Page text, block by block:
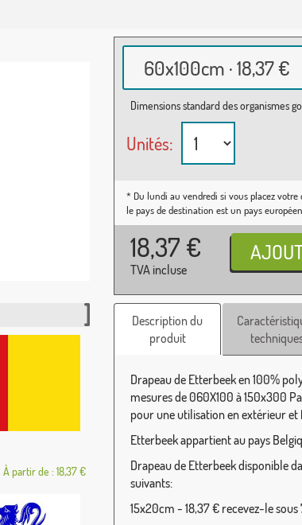
60x100cm · 18,37 €
Dimensions standard des organismes
Unités:
* Du lundi au vendredi si vous placez
le pays de destination est un pays européen..
18,37 €
TVA incluse
À partir de : 18,37 €
Description du
produit
Drapeau de Etterbeek en 100%
mesures de 060X100 à 150x300
pour une utilisation en extérieur et
Etterbeek appartient au pays
Drapeau de Etterbeek disponible
suivants:
15x20cm - 18,37 € recevez-le sous